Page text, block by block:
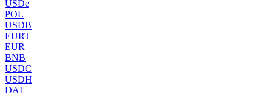
USDe
POL
USDB
EURT
EUR
BNB
USDC
USDH
DAI